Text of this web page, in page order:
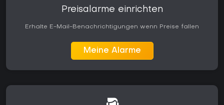
Preisalarme einrichten
Erhalte E-Mail-Benachrichtigungen wenn Preise fallen
Meine Alarme